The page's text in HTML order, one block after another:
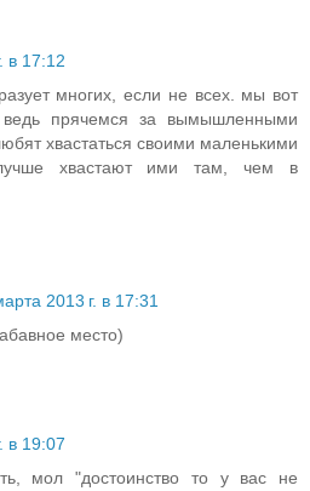
в 17:12
многих, если не всех. мы вот
прячемся за вымышленными
хвастаться своими маленькими
хвастают ими там, чем в
2013 г. в 17:31
место)
в 19:07
мол "достоинство то у вас не